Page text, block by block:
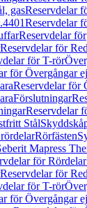
gasReservdelar
Reservdelar
Reservdelar för
Reservdelar för
för T-rör
för Övergångar
Reservdelar för
Förslutningar
Reservdelar
Stål
Rörfästen
Mapress
för Rördelar
Reservdelar för
för T-rör
för Övergångar